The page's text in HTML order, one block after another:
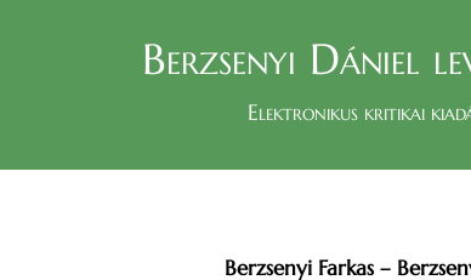
Berzsenyi Dániel
Elektronikus kritikai
Berzsenyi Farkas –